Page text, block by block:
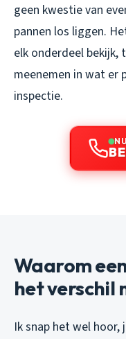
geen kwestie van
pannen los liggen.
elk onderdeel bekijk,
meenemen in wat er
inspectie.
Waarom
het verschil
Ik snap het wel hoor,